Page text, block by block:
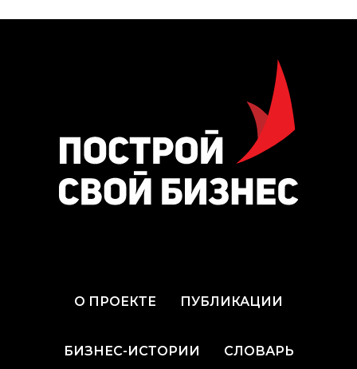
О ПРОЕКТЕ ПУБЛИКАЦИИ
БИЗНЕС-ИСТОРИИ СЛОВАРЬ